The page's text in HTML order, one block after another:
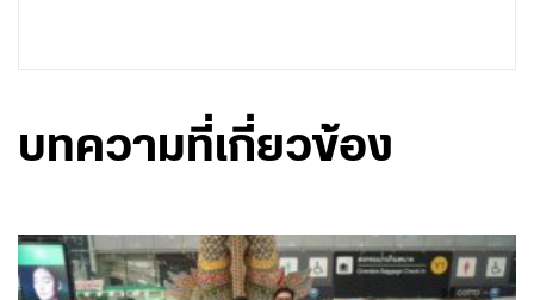
บทความที่เกี่ยวข้อง